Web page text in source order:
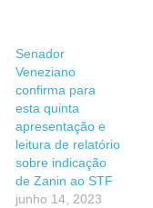
Senador
Veneziano
confirma para
esta quinta
apresentação e
leitura de relatório
sobre indicação
de Zanin ao STF
junho 14, 2023